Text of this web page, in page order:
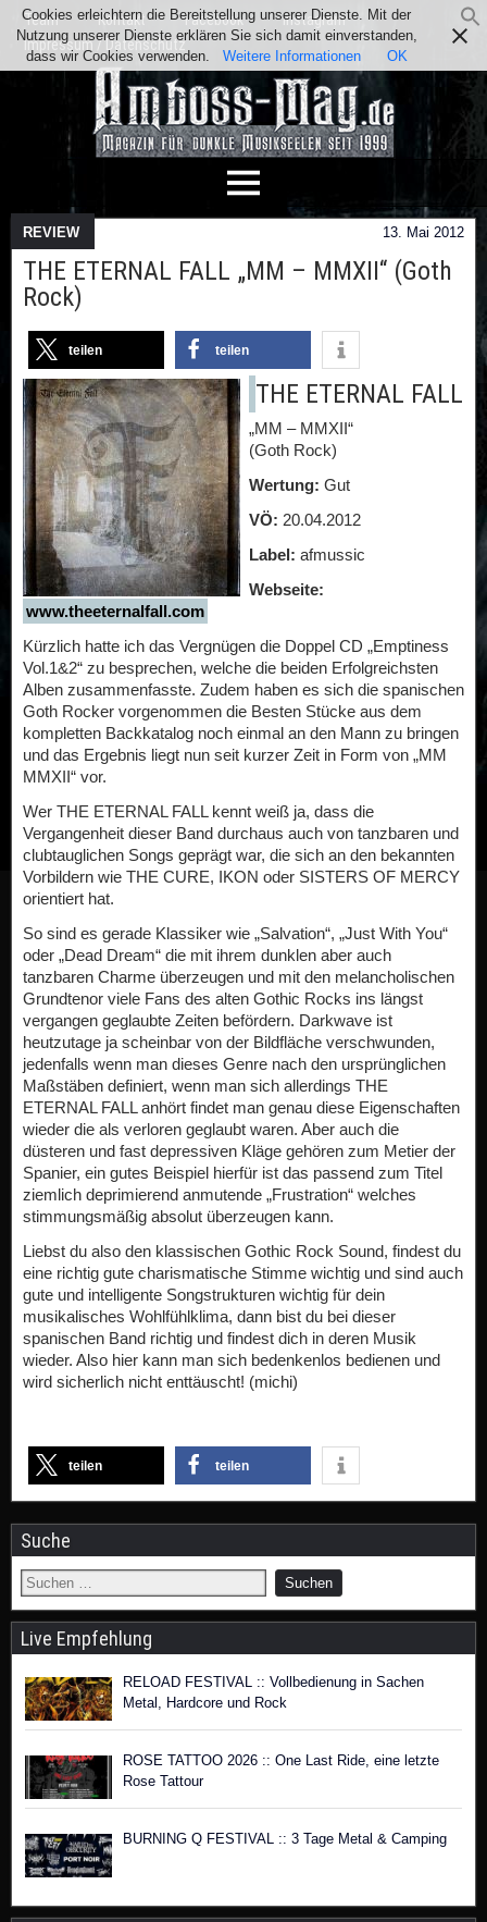
Team Kontakt Facebook
Instagram
Impressum / Datenschutz
REVIEW 13. Mai 2012
THE ETERNAL FALL „MM – MMXII“ (Goth
Rock)
teilen teilen
THE ETERNAL FALL
„MM – MMXII“
(Goth Rock)
Wertung: Gut
VÖ: 20.04.2012
Label: afmussic
Webseite:
www.theeternalfall.com
Kürzlich hatte ich das Vergnügen die Doppel CD „Emptiness
Vol.1&2“ zu besprechen, welche die beiden Erfolgreichsten
Alben zusammenfasste. Zudem haben es sich die spanischen
Goth Rocker vorgenommen die Besten Stücke aus dem
kompletten Backkatalog noch einmal an den Mann zu bringen
und das Ergebnis liegt nun seit kurzer Zeit in Form von „MM
MMXII“ vor.
Wer THE ETERNAL FALL kennt weiß ja, dass die
Vergangenheit dieser Band durchaus auch von tanzbaren und
clubtauglichen Songs geprägt war, die sich an den bekannten
Vorbildern wie THE CURE, IKON oder SISTERS OF MERCY
orientiert hat.
So sind es gerade Klassiker wie „Salvation“, „Just With You“
oder „Dead Dream“ die mit ihrem dunklen aber auch
tanzbaren Charme überzeugen und mit den melancholischen
Grundtenor viele Fans des alten Gothic Rocks ins längst
vergangen geglaubte Zeiten befördern. Darkwave ist
heutzutage ja scheinbar von der Bildfläche verschwunden,
jedenfalls wenn man dieses Genre nach den ursprünglichen
Maßstäben definiert, wenn man sich allerdings THE
ETERNAL FALL anhört findet man genau diese Eigenschaften
wieder die als verloren geglaubt waren. Aber auch die
düsteren und fast depressiven Kläge gehören zum Metier der
Spanier, ein gutes Beispiel hierfür ist das passend zum Titel
ziemlich deprimierend anmutende „Frustration“ welches
stimmungsmäßig absolut überzeugen kann.
Liebst du also den klassischen Gothic Rock Sound, findest du
eine richtig gute charismatische Stimme wichtig und sind auch
gute und intelligente Songstrukturen wichtig für dein
musikalisches Wohlfühlklima, dann bist du bei dieser
spanischen Band richtig und findest dich in deren Musik
wieder. Also hier kann man sich bedenkenlos bedienen und
wird sicherlich nicht enttäuscht! (michi)
teilen teilen
Suche
Live Empfehlung
RELOAD FESTIVAL :: Vollbedienung in Sachen
Metal, Hardcore und Rock
ROSE TATTOO 2026 :: One Last Ride, eine letzte
Rose Tattour
BURNING Q FESTIVAL :: 3 Tage Metal & Camping
Cookies erleichtern die Bereitstellung unserer Dienste. Mit der
Nutzung unserer Dienste erklären Sie sich damit einverstanden,
dass wir Cookies verwenden.
Weitere Informationen OK